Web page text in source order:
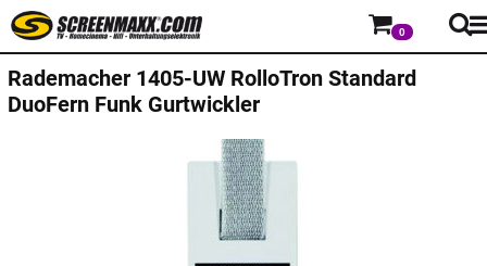
0
Rademacher 1405-UW RolloTron Standard
DuoFern Funk Gurtwickler